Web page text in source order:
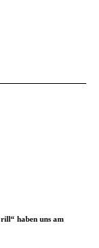
haben uns am